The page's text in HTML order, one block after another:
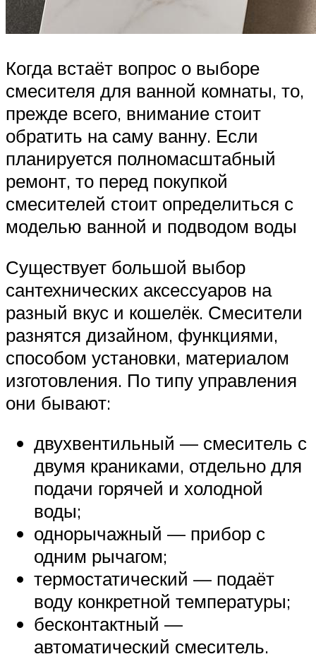
Когда встаёт вопрос о выборе
смесителя для ванной комнаты, то,
прежде всего, внимание стоит
обратить на саму ванну. Если
планируется полномасштабный
ремонт, то перед покупкой
смесителей стоит определиться с
моделью ванной и подводом воды
Существует большой выбор
сантехнических аксессуаров на
разный вкус и кошелёк. Смесители
разнятся дизайном, функциями,
способом установки, материалом
изготовления. По типу управления
они бывают:
двухвентильный — смеситель с
двумя краниками, отдельно для
подачи горячей и холодной
воды;
однорычажный — прибор с
одним рычагом;
термостатический — подаёт
воду конкретной температуры;
бесконтактный —
автоматический смеситель.